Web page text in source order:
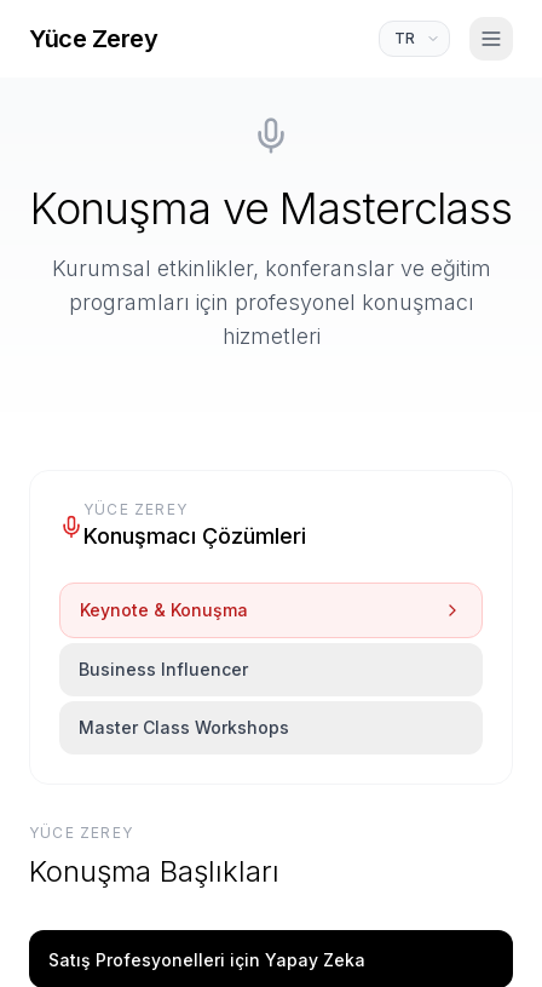
Yüce Zerey
Konuşma ve Masterclass
Kurumsal etkinlikler, konferanslar ve eğitim
programları için profesyonel konuşmacı
hizmetleri
YÜCE ZEREY
Konuşmacı Çözümleri
Keynote & Konuşma
Business Influencer
Master Class Workshops
YÜCE ZEREY
Konuşma Başlıkları
Satış Profesyonelleri için Yapay Zeka